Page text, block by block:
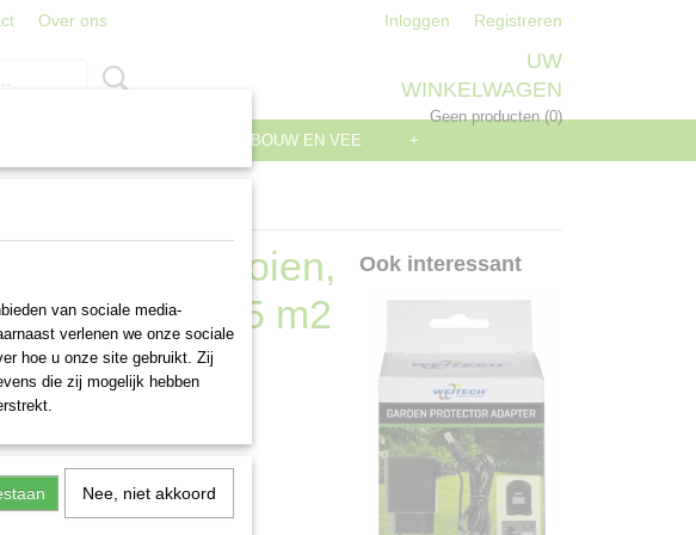
Over ons Inloggen Registreren
UW
WINKELWAGEN
Geen producten(0)
LANDBOUW EN VEE +
ratten, vlooien,
insecten 325 m2
Ook interessant
van sociale media-
verlenen we onze sociale
hoe u onze site gebruikt. Zij
die zij mogelijk hebben
Nee, niet akkoord